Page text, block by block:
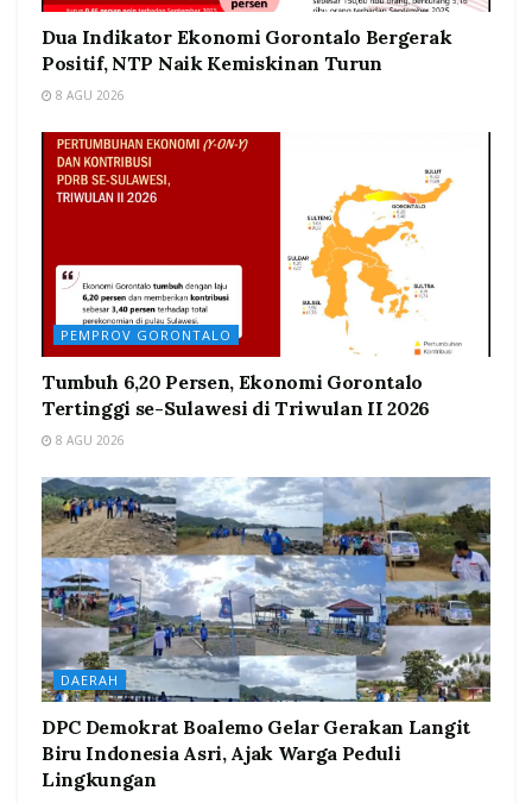
Dua Indikator Ekonomi Gorontalo Bergerak
Positif, NTP Naik Kemiskinan Turun
8 AGU 2026
PEMPROV GORONTALO
Tumbuh 6,20 Persen, Ekonomi Gorontalo
Tertinggi se-Sulawesi di Triwulan II 2026
8 AGU 2026
DAERAH
DPC Demokrat Boalemo Gelar Gerakan Langit
Biru Indonesia Asri, Ajak Warga Peduli
Lingkungan